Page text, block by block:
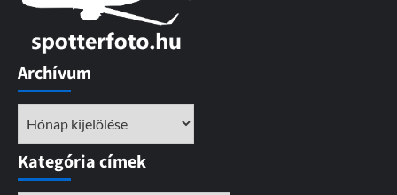
Archívum
Kategória címek